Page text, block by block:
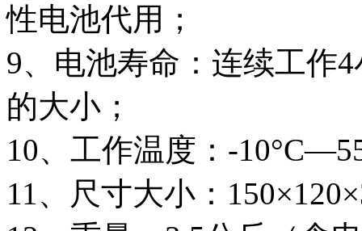
性电池代用；
9、电池寿命：连续工作
的大小；
10、工作温度：-
11、尺寸大小：